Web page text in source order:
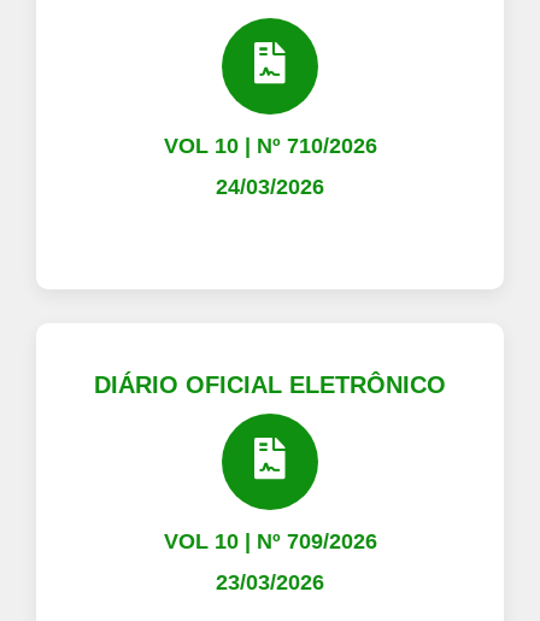
VOL 10 | Nº 710/2026
24/03/2026
DIÁRIO OFICIAL ELETRÔNICO
VOL 10 | Nº 709/2026
23/03/2026